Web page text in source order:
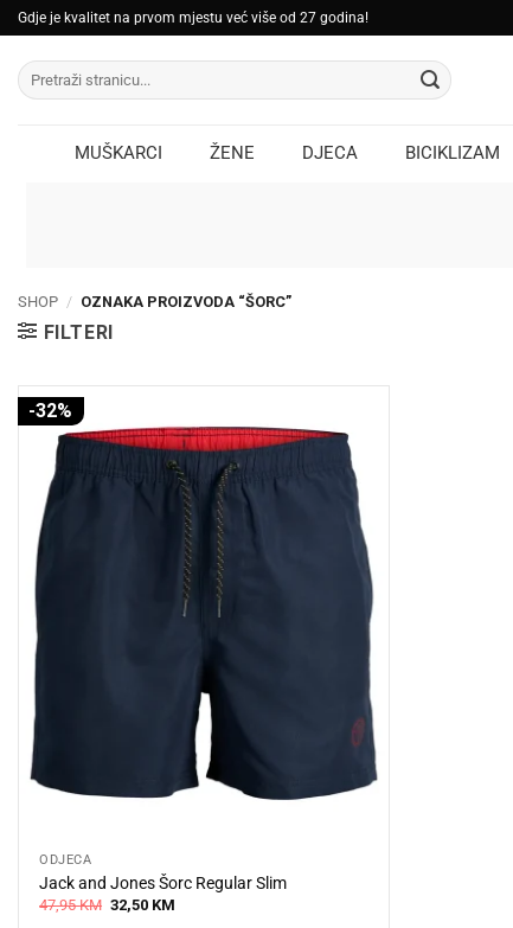
Skip
to
content
Gdje je kvalitet na prvom mjestu već više od 27 godina!
Pretraži:
MUŠKARCI ŽENE DJECA BICIKLIZAM
SHOP / OZNAKA PROIZVODA “ŠORC”
FILTERI
-32%
ODJEĆA
Jack and Jones Šorc Regular Slim
47,95KM Original
price
32,50 KMCurrent